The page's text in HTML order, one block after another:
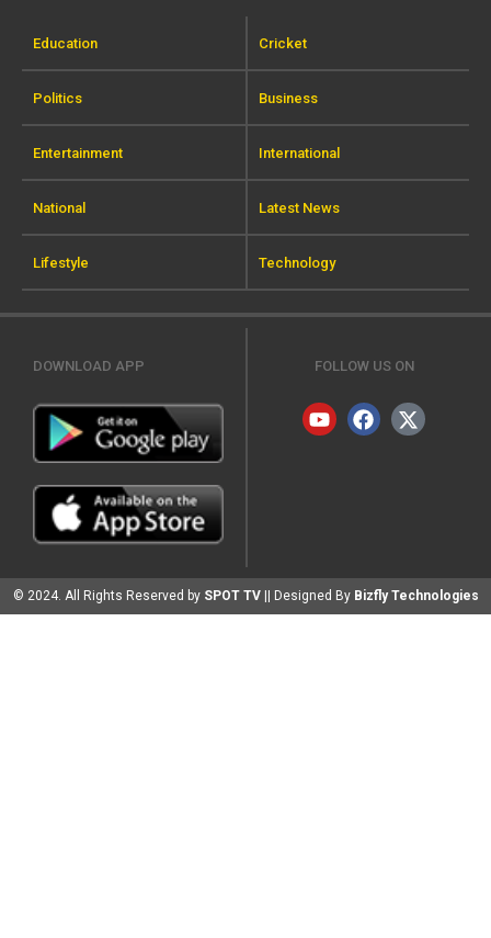
Education Cricket
Politics Business
Entertainment International
National Latest News
Lifestyle Technology
DOWNLOAD APP FOLLOW US ON
© 2024. All Rights Reserved by SPOT TV || Designed By Bizfly Technologies